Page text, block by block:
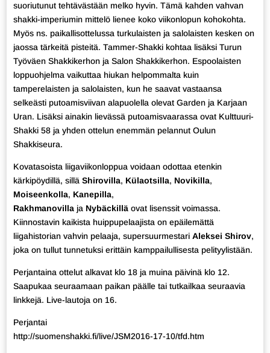
suoriutunut tehtävästään melko hyvin. Tämä kahden vahvan
shakki-imperiumin mittelö lienee koko viikonlopun kohokohta.
Myös ns. paikallisottelussa turkulaisten ja salolaisten kesken on
jaossa tärkeitä pisteitä. Tammer-Shakki kohtaa lisäksi Turun
Työväen Shakkikerhon ja Salon Shakkikerhon. Espoolaisten
loppuohjelma vaikuttaa hiukan helpommalta kuin
tamperelaisten ja salolaisten, kun he saavat vastaansa
selkeästi putoamisviivan alapuolella olevat Garden ja Karjaan
Uran. Lisäksi ainakin lievässä putoamisvaarassa ovat Kulttuuri-
Shakki 58 ja yhden ottelun enemmän pelannut Oulun
Shakkiseura.
Kovatasoista liigaviikonloppua voidaan odottaa etenkin
kärkipöydillä, sillä Shirovilla, Külaotsilla, Novikilla,
Moiseenkolla, Kanepilla,
Rakhmanovilla ja Nybäckillä ovat lisenssit voimassa.
Kiinnostavin kaikista huippupelaajista on epäilemättä
liigahistorian vahvin pelaaja, supersuurmestari Aleksei Shirov,
joka on tullut tunnetuksi erittäin kamppailullisesta pelityylistään.
Perjantaina ottelut alkavat klo 18 ja muina päivinä klo 12.
Saapukaa seuraamaan paikan päälle tai tutkailkaa seuraavia
linkkejä. Live-lautoja on 16.
Perjantai
http://suomenshakki.fi/live/JSM2016-17-10/tfd.htm